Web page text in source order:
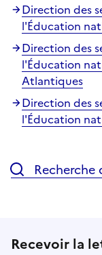
Direction des
l'Éducation
Direction des
l'Éducation
Atlantiques
Direction des
l'Éducation
Recherche
Recevoir la